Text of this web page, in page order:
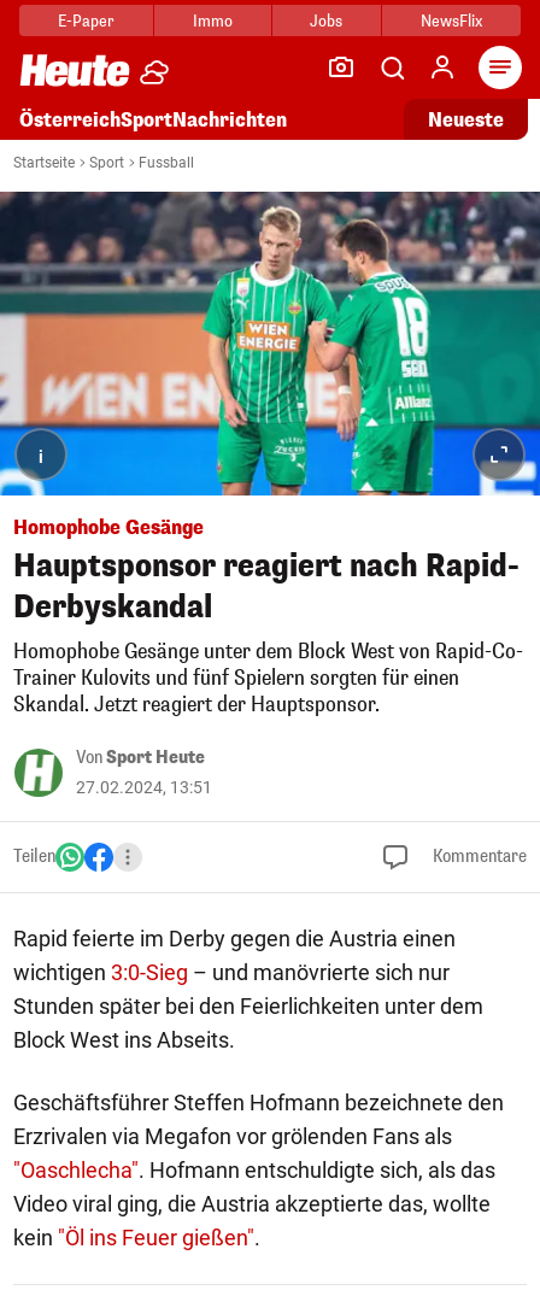
E-Paper Immo Jobs NewsFlix
ÖsterreichSportNachrichten Neueste
Startseite Sport Fussball
i
Homophobe Gesänge
Hauptsponsor reagiert nach Rapid-
Derbyskandal
Homophobe Gesänge unter dem Block West von Rapid-Co-
Trainer Kulovits und fünf Spielern sorgten für einen
Skandal. Jetzt reagiert der Hauptsponsor.
VonSport Heute
27.02.2024, 13:51
Teilen Kommentare
Rapid feierte im Derby gegen die Austria einen
wichtigen 3:0-Sieg – und manövrierte sich nur
Stunden später bei den Feierlichkeiten unter dem
Block West ins Abseits.
Geschäftsführer Steffen Hofmann bezeichnete den
Erzrivalen via Megafon vor grölenden Fans als
"Oaschlecha". Hofmann entschuldigte sich, als das
Video viral ging, die Austria akzeptierte das, wollte
kein "Öl ins Feuer gießen".